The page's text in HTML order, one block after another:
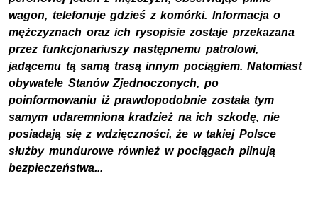
wagon, telefonuje gdzieś z komórki. Informacja o
mężczyznach oraz ich rysopisie zostaje przekazana
przez funkcjonariuszy następnemu patrolowi,
jadącemu tą samą trasą innym pociągiem. Natomiast
obywatele Stanów Zjednoczonych, po
poinformowaniu iż prawdopodobnie została tym
samym udaremniona kradzież na ich szkodę, nie
posiadają się z wdzięczności, że w takiej Polsce
służby mundurowe również w pociągach pilnują
bezpieczeństwa...